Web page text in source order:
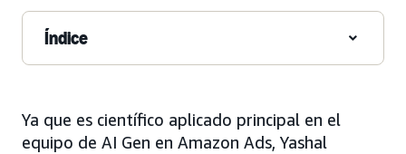
Índice
Ya que es científico aplicado principal en el
equipo de AI Gen en Amazon Ads, Yashal